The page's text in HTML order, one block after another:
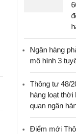
Ngân hàng
mô hình 3
Thông tư 48/
hàng loạt thời
quan ngân
Điểm mới